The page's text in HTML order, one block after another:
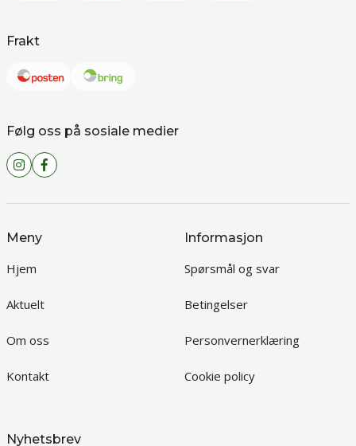
Frakt
Følg oss på sosiale medier
Meny
Hjem
Aktuelt
Om oss
Kontakt
Informasjon
Spørsmål og svar
Betingelser
Personvernerklæring
Cookie policy
Nyhetsbrev